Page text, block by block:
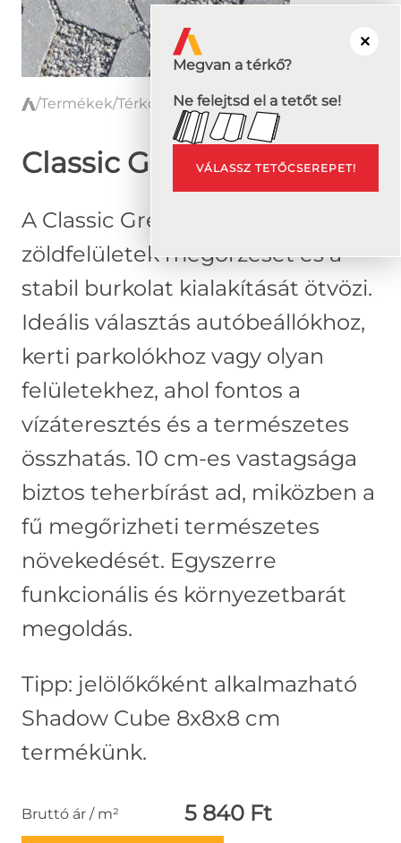
T
r
r
n
é
r
ő
/Termékek/Térkő Classic Green
Classic Green
A Classic Green gyeprács a
zöldfelületek megőrzését és a
stabil burkolat kialakítását ötvözi.
Ideális választás autóbeállókhoz,
kerti parkolókhoz vagy olyan
felületekhez, ahol fontos a
vízáteresztés és a természetes
összhatás. 10 cm-es vastagsága
biztos teherbírást ad, miközben a
fű megőrizheti természetes
növekedését. Egyszerre
funkcionális és környezetbarát
megoldás.
Tipp: jelölőkőként alkalmazható
Shadow Cube 8x8x8 cm
termékünk.
Bruttó ár / m² 5 840 Ft
Megvan a térkő?
Ne felejtsd el a tetőt se!
VÁLASSZ TETŐCSEREPET!